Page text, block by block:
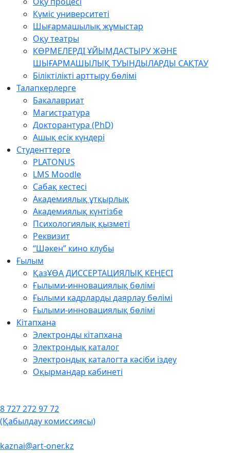
Күміс университеті
Шығармашылық жұмыстар
Оқу театры
КӨРМЕЛЕРДІ ҰЙЫМДАСТЫРУ ЖӘНЕ
ШЫҒАРМАШЫЛЫҚ ТУЫНДЫЛАРДЫ САҚТАУ
Біліктілікті арттыру бөлімі
Талапкерлерге
Бакалавриат
Магистратура
Докторантура (PhD)
Ашық есік күндері
Студенттерге
PLATONUS
LMS Moodle
Сабақ кестесі
Академиялық ұтқырлық
Академиялық күнтізбе
Психологиялық қызметі
Реквизит
“Шәкен” кино клубы
Ғылым
ҚазҰӨА ДИССЕРТАЦИЯЛЫҚ КЕҢЕСІ
Ғылыми-инновациялық бөлімі
Ғылыми кадрларды даярлау бөлімі
Ғылыми-инновациялық бөлімі
Кітапхана
Электронды кітапхана
Электрондық каталог
Электрондық каталогта кәсіби іздеу
Оқырмандар кабинеті
8 727 272 97 72
(Қабылдау комиссиясы)
kaznai@art-oner.kz